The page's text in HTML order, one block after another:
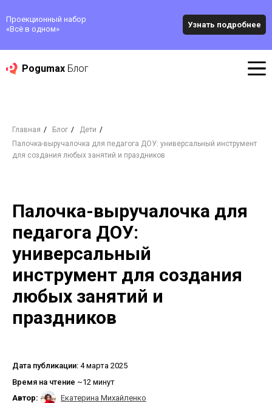
Проекционный набор
«‎Всё в одном»
Узнать подробнее
Pogumax Блог
Главная / Блог / Дети /
Палочка-выручалочка для педагога ДОУ: универсальный инструмент
для создания любых занятий и праздников
Палочка-выручалочка для
педагога ДОУ:
универсальный
инструмент для создания
любых занятий и
праздников
Время на чтение ~12 минут
Дата публикации: 4 марта 2025
Автор: Екатерина Михайленко